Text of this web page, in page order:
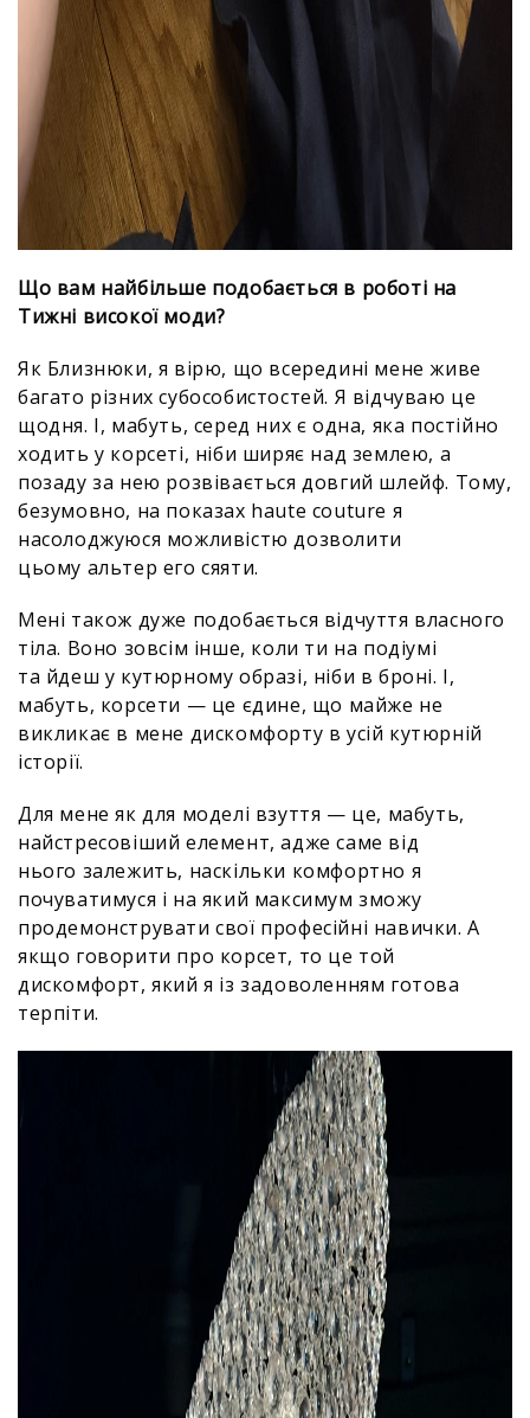
Що вам найбільше подобається в роботі на
Тижні високої моди?
Як Близнюки, я вірю, що всередині мене живе
багато різних субособистостей. Я відчуваю це
щодня. І, мабуть, серед них є одна, яка постійно
ходить у корсеті, ніби ширяє над землею, а
позаду за нею розвівається довгий шлейф. Тому,
безумовно, на показах haute couture я
насолоджуюся можливістю дозволити
цьому альтер его сяяти.
Мені також дуже подобається відчуття власного
тіла. Воно зовсім інше, коли ти на подіумі
та йдеш у кутюрному образі, ніби в броні. І,
мабуть, корсети — це єдине, що майже не
викликає в мене дискомфорту в усій кутюрній
історії.
Для мене як для моделі взуття — це, мабуть,
найстресовіший елемент, адже саме від
нього залежить, наскільки комфортно я
почуватимуся і на який максимум зможу
продемонструвати свої професійні навички. А
якщо говорити про корсет, то це той
дискомфорт, який я із задоволенням готова
терпіти.